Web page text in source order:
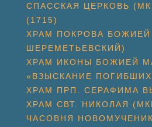
СПАССКАЯ ЦЕРКОВЬ
(1715)
ХРАМ ПОКРОВА БОЖИЕЙ
ШЕРЕМЕТЬЕВСКИЙ)
ХРАМ ИКОНЫ БОЖИЕЙ
«ВЗЫСКАНИЕ
ХРАМ ПРП. СЕРАФИМА
ХРАМ СВТ. НИКОЛАЯ
ЧАСОВНЯ